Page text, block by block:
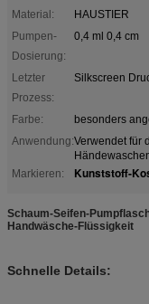
Material:
HAUSTIER
Pumpen-
Dosierung:
0,4 ml 0,4 cm
Letzter
Prozess:
Silkscreen
Farbe:
besonders
Anwendung:Verwendet für
Markieren:
Kunststoff-
Schaum-Seifen-
Handwäsche-Flüssigkeit
Schnelle Details: